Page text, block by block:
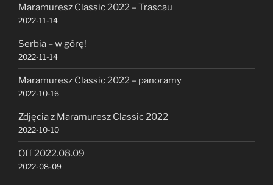
Maramuresz Classic 2022 – Trascau
2022-11-14
Serbia – w górę!
2022-11-14
Maramuresz Classic 2022 – panoramy
2022-10-16
Zdjęcia z Maramuresz Classic 2022
2022-10-10
Off 2022.08.09
2022-08-09